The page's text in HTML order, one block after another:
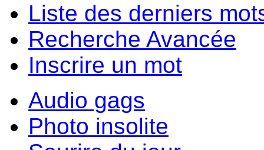
Liste des derniers
Recherche Avancée
Inscrire un mot
Audio gags
Photo insolite